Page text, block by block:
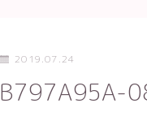
2019.07.24
B797A95A-